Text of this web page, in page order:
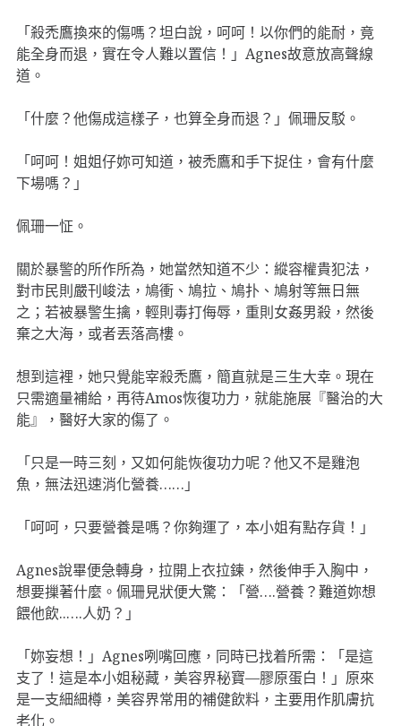
「殺禿鷹換來的傷嗎？坦白說，呵呵！以你們的能耐，竟
能全身而退，實在令人難以置信！」Agnes故意放高聲線
道。
「什麼？他傷成這樣子，也算全身而退？」佩珊反駁。
「呵呵！姐姐仔妳可知道，被禿鷹和手下捉住，會有什麼
下場嗎？」
佩珊一怔。
關於暴警的所作所為，她當然知道不少：縱容權貴犯法，
對市民則嚴刊峻法，鳩衝、鳩拉、鳩扑、鳩射等無日無
之；若被暴警生擒，輕則毒打侮辱，重則女姦男殺，然後
棄之大海，或者丟落高樓。
想到這裡，她只覺能宰殺禿鷹，簡直就是三生大幸。現在
只需適量補給，再待Amos恢復功力，就能施展『醫治的大
能』，醫好大家的傷了。
「只是一時三刻，又如何能恢復功力呢？他又不是雞泡
魚，無法迅速消化營養……」
「呵呵，只要營養是嗎？你夠運了，本小姐有點存貨！」
Agnes說畢便急轉身，拉開上衣拉鍊，然後伸手入胸中，
想要摷著什麼。佩珊見狀便大驚：「營….營養？難道妳想
餵他飲..….人奶？」
「妳妄想！」Agnes咧嘴回應，同時已找着所需：「是這
支了！這是本小姐秘藏，美容界秘寶—膠原蛋白！」原來
是一支細細樽，美容界常用的補健飲料，主要用作肌膚抗
老化。